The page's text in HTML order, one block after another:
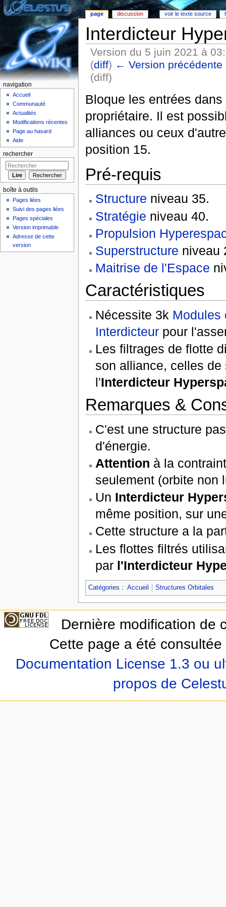
Interdicteur
Version du 5 juin 2021 à
(diff) ← Version précédente
(diff)
Bloque les entrées
propriétaire. Il est
alliances ou ceux
position 15.
Pré-requis
Structure niveau 35.
Stratégie niveau 40.
Propulsion
Superstructure niveau
Maitrise de l'Espace
Caractéristiques
Nécessite 3k Modules
Interdicteurpour
Les filtrages de flotte
son alliance, celles
l'Interdicteur
Remarques &
C'est une structure
d'énergie.
Attention à la
seulement (orbite non
Un Interdicteur
même position, sur
Cette structure a la
Les flottes filtrés
par l'Interdicteur
Catégories : Accueil Structures Orbitales
page discussion voir le texte source
navigation
Accueil
Communauté
Actualités
Modifications récentes
Page au hasard
Aide
rechercher
boîte à outils
Pages liées
Suivi des pages liées
Pages spéciales
Version imprimable
Adresse de cette
version
Dernière modification de
Cette page a été
Documentation License 1.3 ou
propos de